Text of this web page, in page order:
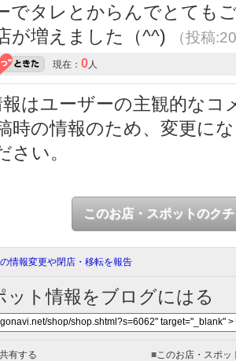
でタレとからんでとても
が増えました（^^)
（投稿
現在： 0 人
はユーザーの主観的なコ
時の情報のため、変更に
さい。
このお店・スポットのク
情報変更や閉店・移転を報告
ット情報をブログにはる
有する ■ このお店・スポ